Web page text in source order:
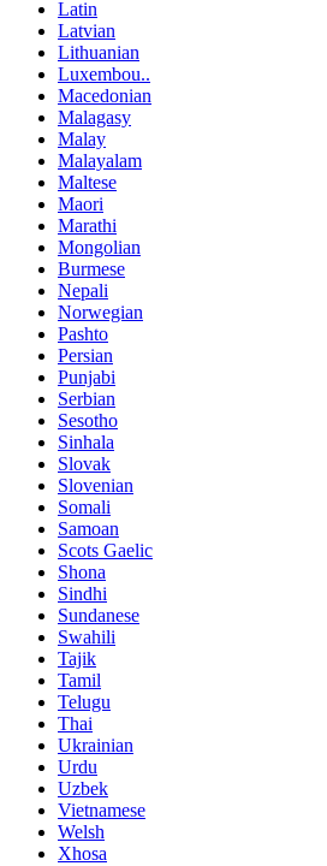
Latin
Latvian
Lithuanian
Luxembou..
Macedonian
Malagasy
Malay
Malayalam
Maltese
Maori
Marathi
Mongolian
Burmese
Nepali
Norwegian
Pashto
Persian
Punjabi
Serbian
Sesotho
Sinhala
Slovak
Slovenian
Somali
Samoan
Scots Gaelic
Shona
Sindhi
Sundanese
Swahili
Tajik
Tamil
Telugu
Thai
Ukrainian
Urdu
Uzbek
Vietnamese
Welsh
Xhosa